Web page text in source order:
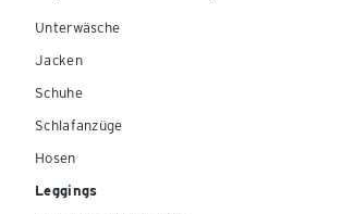
Unterwäsche
Jacken
Schuhe
Schlafanzüge
Hosen
Leggings